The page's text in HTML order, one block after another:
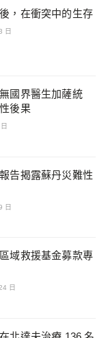
，在衝突中的生存
日
國界醫生加薩統
後果
告揭露蘇丹災難性
日
域救援基金募款專
日